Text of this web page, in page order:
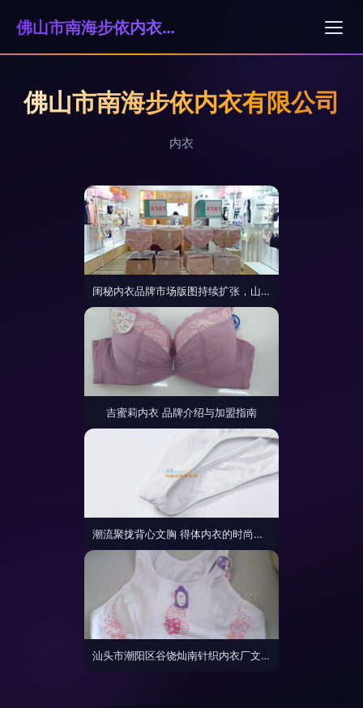
佛山市南海步依内衣有限公司
佛山市南海步依内衣有限公司
内衣
闺秘内衣品牌市场版图持续扩张，山西再添新加盟店彰显行业吸引力
吉蜜莉内衣 品牌介绍与加盟指南
潮流聚拢背心文胸 得体内衣的时尚与舒适之选
汕头市潮阳区谷饶灿南针织内衣厂文胸产品系列概览